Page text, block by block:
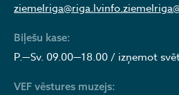
ziemelriga@riga.lv
Biļešu kase:
P.—Sv. 09.00—18.00 / izņemot
VEF vēstures muzejs: